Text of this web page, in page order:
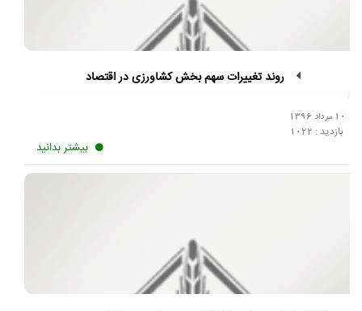
روند تغییرات سهم بخش کشاورزی در اقتصاد
بازدید :1022
بیشتر بدانید